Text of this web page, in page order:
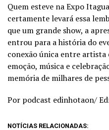
Quem esteve na Expo
certamente levará essa
que um grande show, a
entrou para a história do
conexão única entre artista
emoção, música e
memória de milhares de
Por podcast edinhotaon/
NOTÍCIAS RELACIONADAS: